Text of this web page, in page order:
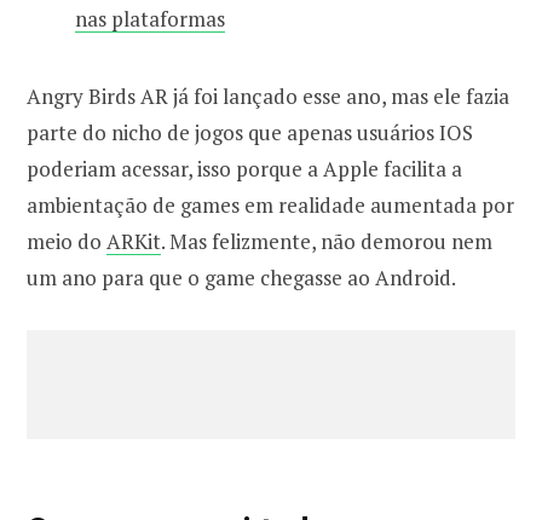
nas plataformas
Angry Birds AR já foi lançado esse ano, mas ele fazia
parte do nicho de jogos que apenas usuários IOS
poderiam acessar, isso porque a Apple facilita a
ambientação de games em realidade aumentada por
meio do ARKit. Mas felizmente, não demorou nem
um ano para que o game chegasse ao Android.